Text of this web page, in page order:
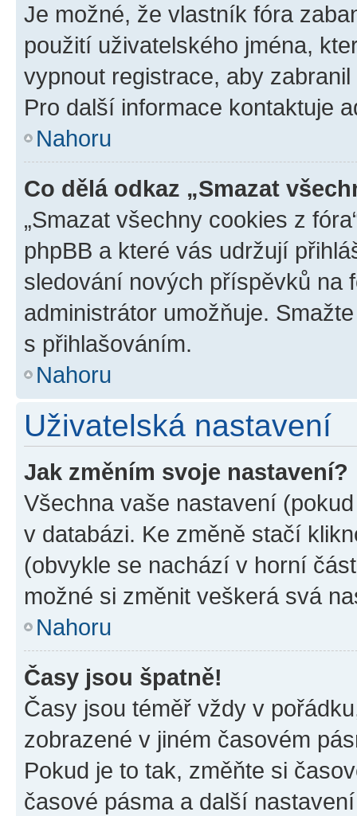
Je možné, že vlastník fóra
použití uživatelského jména,
vypnout registrace, aby
Pro další informace kontaktuje
Nahoru
Co dělá odkaz „Smazat
„Smazat všechny cookies z
phpBB a které vás udržují
sledování nových příspěvků na
administrátor umožňuje.
s přihlašováním.
Nahoru
Uživatelská nastavení
Jak změním svoje nastavení?
Všechna vaše nastavení
v databázi. Ke změně stačí
(obvykle se nachází v horní
možné si změnit veškerá svá
Nahoru
Časy jsou špatně!
Časy jsou téměř vždy v
zobrazené v jiném časovém
Pokud je to tak, změňte si
časové pásma a další